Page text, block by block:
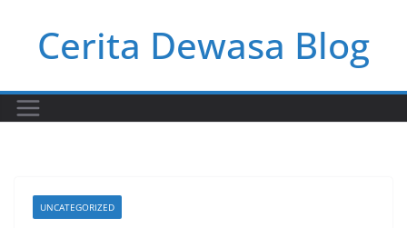
contentCerita Dewasa Blog
UNCATEGORIZED